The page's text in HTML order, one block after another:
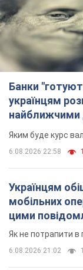
Банки
українцям
найближчими
Яким буде курс
6.08.2026 22:58
Українцям
мобільних
цими
Як не потрапити в
6.08.2026 21:02